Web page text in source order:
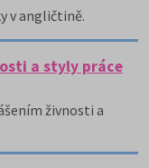
v angličtině.
a styly práce
živnosti a